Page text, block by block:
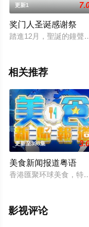
更新1
奖门人圣诞感谢祭
踏進12月，聖誕的鐘聲
相关推荐
更新至398集
美食新闻报道粤语
香港匯聚环球美食，特
影视评论